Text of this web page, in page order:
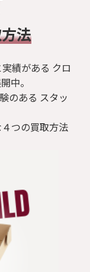
法
績がある クロ
中。
のある スタッ
つの買取方法